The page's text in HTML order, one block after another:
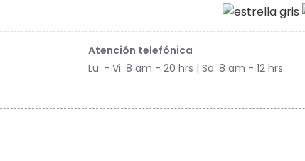
Atención telefónica
Lu. - Vi. 8 am - 20 hrs | Sa. 8 am - 12 hrs.